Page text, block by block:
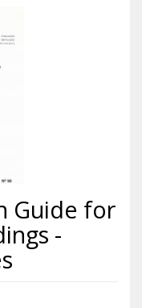
Guide for
-